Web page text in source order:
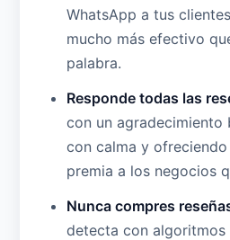
WhatsApp a tus
mucho más efectivo
palabra.
Responde todas las
con un agradecimiento
con calma y
premia a los negocios
Nunca compres
detecta con algoritmos